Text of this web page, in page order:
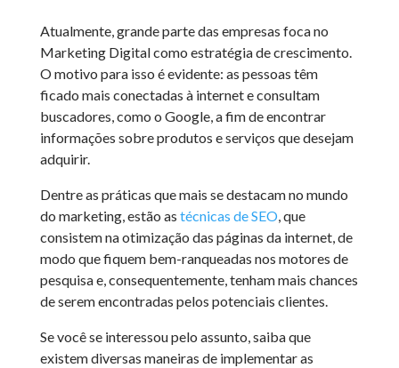
Atualmente, grande parte das empresas foca no
Marketing Digital como estratégia de crescimento.
O motivo para isso é evidente: as pessoas têm
ficado mais conectadas à internet e consultam
buscadores, como o Google, a fim de encontrar
informações sobre produtos e serviços que desejam
adquirir.
Dentre as práticas que mais se destacam no mundo
do marketing, estão as técnicas de SEO, que
consistem na otimização das páginas da internet, de
modo que fiquem bem-ranqueadas nos motores de
pesquisa e, consequentemente, tenham mais chances
de serem encontradas pelos potenciais clientes.
Se você se interessou pelo assunto, saiba que
existem diversas maneiras de implementar as